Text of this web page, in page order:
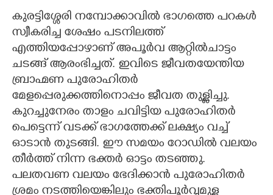
കുരട്ടിശ്ശേരി നമ്പോക്കാവിൽ ഭാഗത്തെ പറകൾ
സ്വീകരിച്ച ശേഷം പടനിലത്ത്
എത്തിയപ്പോഴാണ് അപൂർവ ആറ്റിൽചാട്ടം
ചടങ്ങ് ആരംഭിച്ചത്. ഇവിടെ ജീവതയേന്തിയ
ബ്രാഹ്മണ പുരോഹിതർ
മേളപ്പെരുക്കത്തിനൊപ്പം ജീവത തുള്ളിച്ചു.
കുറച്ചുനേരം താളം ചവിട്ടിയ പുരോഹിതർ
പെട്ടെന്ന് വടക്ക് ഭാഗത്തേക്ക് ലക്ഷ്യം വച്ച്
ഓടാൻ തുടങ്ങി. ഈ സമയം റോഡിൽ വലയം
തീർത്ത് നിന്ന ഭക്തർ ഓട്ടം തടഞ്ഞു.
പലതവണ വലയം ഭേദിക്കാൻ പുരോഹിതർ
ശ്രമം നടത്തിയെങ്കിലും ഭക്തിപൂർവ്വമുള്ള